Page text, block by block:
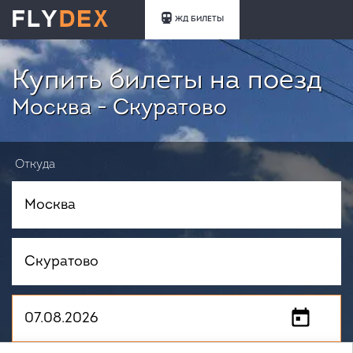
ЖД БИЛЕТЫ
Купить билеты на поезд
Москва - Скуратово
Откуда